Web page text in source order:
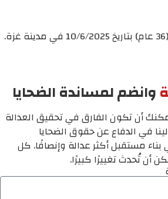
وانضم لمساندة الضحايا
أن تكون الفارق في تحقيق العدالة
في الدفاع عن حقوق الضحايا
مستقبل أكثر عدالة وإنصافًا. كل
أن تُحدث تغييرًا كبيرًا.